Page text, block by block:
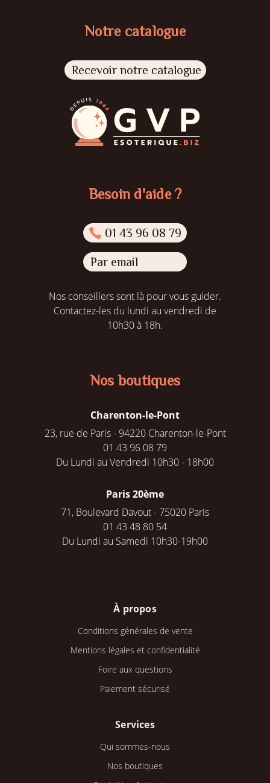
Notre catalogue
Recevoir notre catalogue
Besoin d'aide ?
01 43 96 08 79
Par email
Nos conseillers sont là pour vous guider.
Contactez-les du lundi au vendredi de
10h30 à 18h.
Nos boutiques
Charenton-le-Pont
23, rue de Paris - 94220 Charenton-le-Pont
01 43 96 08 79
Du Lundi au Vendredi 10h30 - 18h00
Paris 20ème
71, Boulevard Davout - 75020 Paris
01 43 48 80 54
Du Lundi au Samedi 10h30-19h00
À propos
Conditions générales de vente
Mentions légales et confidentialité
Foire aux questions
Paiement sécurisé
Services
Qui sommes-nous
Nos boutiques